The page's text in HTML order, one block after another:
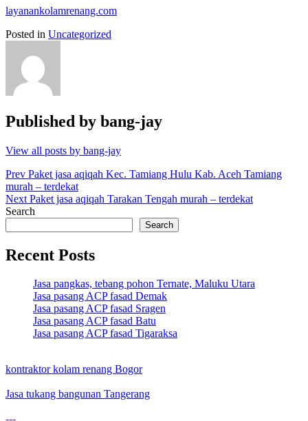
layanankolamrenang.com
Posted in Uncategorized
Published by bang-jay
View all posts by bang-jay
Post
navigation
Prev Paket jasa aqiqah Kec. Tamiang Hulu Kab. Aceh Tamiang
murah – terdekat
Next Paket jasa aqiqah Tarakan Tengah murah – terdekat
Search
Search
Recent Posts
Jasa pangkas, tebang pohon Ternate, Maluku Utara
Jasa pasang ACP fasad Demak
Jasa pasang ACP fasad Sragen
Jasa pasang ACP fasad Batu
Jasa pasang ACP fasad Tigaraksa
kontraktor kolam renang Bogor
Jasa tukang bangunan Tangerang